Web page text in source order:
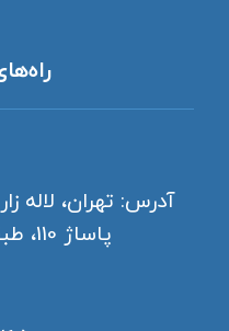
آدرس: تهران، لاله
پاساژ 110، طبقه اول، پلاک 35